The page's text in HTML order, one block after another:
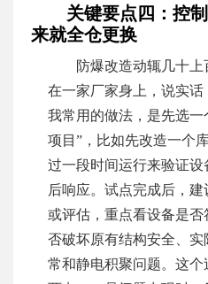
关键要点四：控
来就全仓更换
防爆改造动辄几十
在一家厂家身上，说实话
我常用的做法，是先选一
项目”，比如先改造一个
过一段时间运行来验证
后响应。试点完成后，
或评估，重点看设备是
否破坏原有结构安全、
常和静电积聚问题。这